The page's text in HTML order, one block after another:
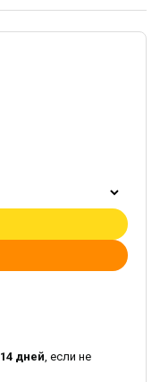
14 дней , если не